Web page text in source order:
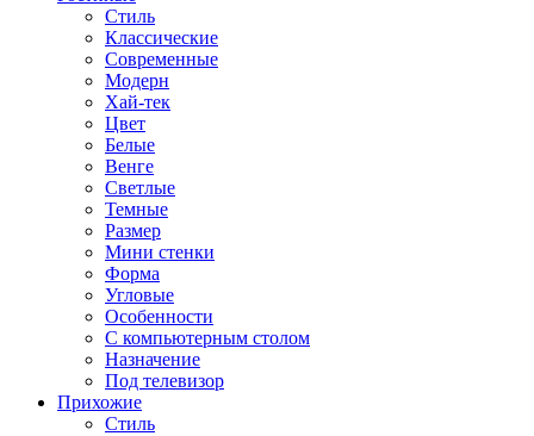
Стиль
Классические
Современные
Модерн
Хай-тек
Цвет
Белые
Венге
Светлые
Темные
Размер
Мини стенки
Форма
Угловые
Особенности
С компьютерным столом
Назначение
Под телевизор
Прихожие
Стиль